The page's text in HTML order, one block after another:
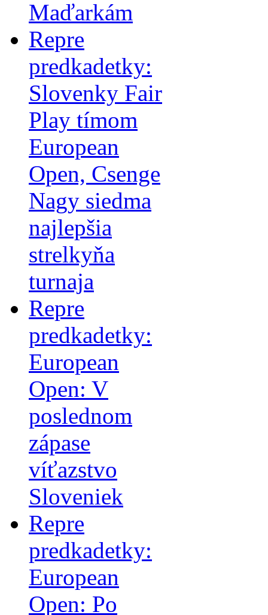
Maďarkám
Repre
predkadetky:
Slovenky Fair
Play tímom
European
Open, Csenge
Nagy siedma
najlepšia
strelkyňa
turnaja
Repre
predkadetky:
European
Open: V
poslednom
zápase
víťazstvo
Sloveniek
Repre
predkadetky:
European
Open: Po